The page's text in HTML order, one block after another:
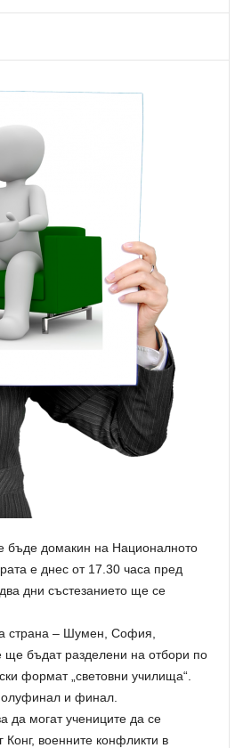
бъде домакин на Националното
е днес от 17.30 часа пред
дни състезанието ще се
страна – Шумен, София,
ще бъдат разделени на отбори по
формат „световни училища“.
и финал.
да могат учениците да се
военните конфликти в